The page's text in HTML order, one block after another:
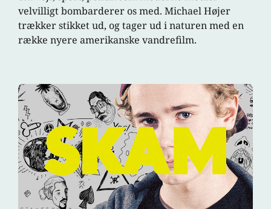
velvilligt bombarderer os med. Michael Højer
trækker stikket ud, og tager ud i naturen med en
række nyere amerikanske vandrefilm.